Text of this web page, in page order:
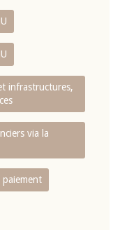
infrastructures,
via la
paiement